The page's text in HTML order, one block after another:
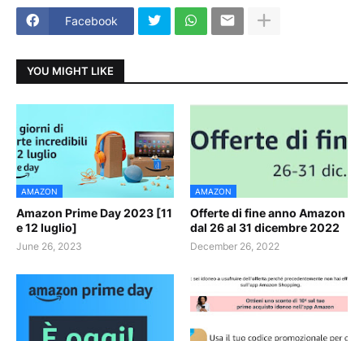
Facebook
YOU MIGHT LIKE
AMAZON
Amazon Prime Day 2023 [11
e 12 luglio]
June 26, 2023
AMAZON
Offerte di fine anno Amazon
dal 26 al 31 dicembre 2022
December 26, 2022